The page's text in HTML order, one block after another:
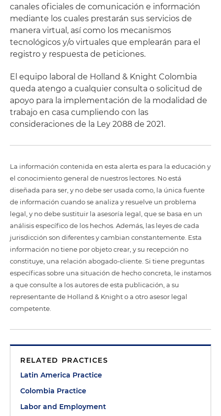
canales oficiales de comunicación e información
mediante los cuales prestarán sus servicios de
manera virtual, así como los mecanismos
tecnológicos y/o virtuales que emplearán para el
registro y respuesta de peticiones.
El equipo laboral de Holland & Knight Colombia
queda atengo a cualquier consulta o solicitud de
apoyo para la implementación de la modalidad de
trabajo en casa cumpliendo con las
consideraciones de la Ley 2088 de 2021.
La información contenida en esta alerta es para la educación y
el conocimiento general de nuestros lectores. No está
diseñada para ser, y no debe ser usada como, la única fuente
de información cuando se analiza y resuelve un problema
legal, y no debe sustituir la asesoría legal, que se basa en un
análisis específico de los hechos. Además, las leyes de cada
jurisdicción son diferentes y cambian constantemente. Esta
información no tiene por objeto crear, y su recepción no
constituye, una relación abogado-cliente. Si tiene preguntas
específicas sobre una situación de hecho concreta, le instamos
a que consulte a los autores de esta publicación, a su
representante de Holland & Knight o a otro asesor legal
competente.
RELATED PRACTICES
Latin America Practice
Colombia Practice
Labor and Employment